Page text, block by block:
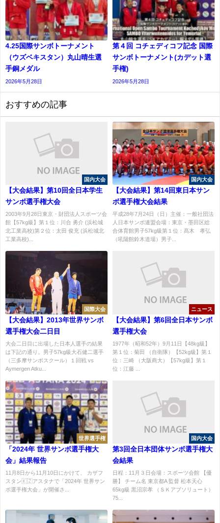
4.25国際サンボトーナメント
（ウズベキスタン）丸山晴生選
手銅メダル
2026年5月28日
第４回 コチェディコフ記念 国際
サンボトーナメント(カデット選
⼿権)
2026年5月28日
おすすめの記事
国内大会
【大会結果】第10回全日本学生
サンボ選手権大会
2003年9月28日東京・財団法人スポーツ会
館【57kg級】第１位：川合 勇介 (浜松城
北工業高校)第２位：太田 俊充 (浜松城北
工業高校)...
国内大会
【大会結果】第14回東日本サン
ボ選手権大会結果
平成28年7月24日（日）主催：一般社団法
人日本サンボ連盟会場：東京・墨田区総
合体育館男子57kg級第１位：髙木 孝弘
（吼陽館鈴木道場）男子...
国際大会
【大会結果】2013年世界サンボ
選手権大会二日目
大会二日目に出場した日本人選手の結果
は下記の通り。男子57kg級大石健二選手
（三多摩サンボスクール）１回戦 vs
Aymergen Atku...
ニュース
【大会結果】第6回全日本サンボ
選手権大会
1977年（昭和52年）9月11日【48kg級】
第１位：菊田 （自衛隊）【52kg級】第１
位：三崎 （大阪商大）【57kg級】第１
位：江藤 ...
世界選手権
「2024年 世界サンボ選手権大
会」結果報告
11月8日から11月10日にかけて、 カザフ
スタン🇰🇿アスタナで「2024年 世界サン
ボ選手権大会」が開催さ...
国内大会
第3回全日本団体サンボ選手権大
会結果
日程：11月３日会場：スポーツ会館 【優
勝】 チーム名 東京都A 監督 松本天心
65kg級 黒沼宗孝 （ＳＫアブソリュート）
75...